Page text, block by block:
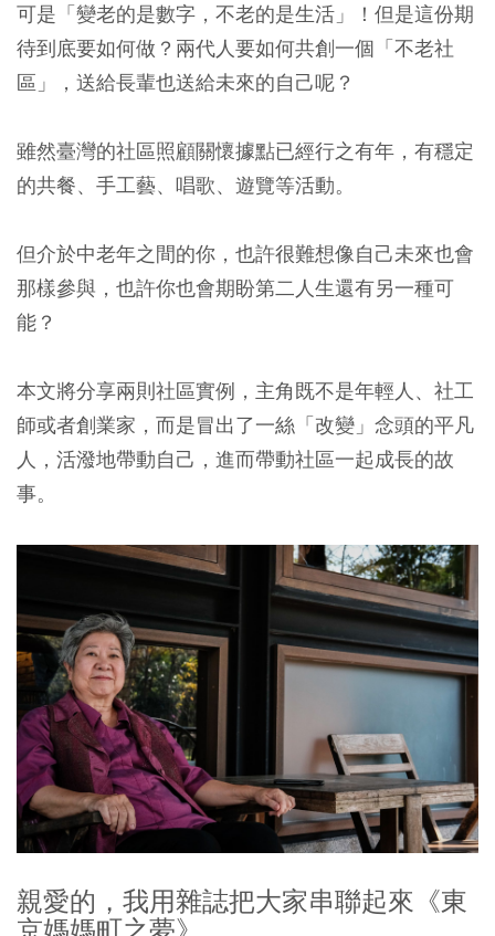
可是「變老的是數字，不老的是生活」！但是這份期
待到底要如何做？兩代人要如何共創一個「不老社
區」，送給長輩也送給未來的自己呢？
雖然臺灣的社區照顧關懷據點已經行之有年，有穩定
的共餐、手工藝、唱歌、遊覽等活動。
但介於中老年之間的你，也許很難想像自己未來也會
那樣參與，也許你也會期盼第二人生還有另一種可
能？
本文將分享兩則社區實例，主角既不是年輕人、社工
師或者創業家，而是冒出了一絲「改變」念頭的平凡
人，活潑地帶動自己，進而帶動社區一起成長的故
事。
親愛的，我用雜誌把大家串聯起來《東